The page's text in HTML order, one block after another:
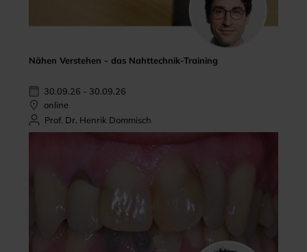
Nähen Verstehen - das Nahttechnik-Training
30.09.26 - 30.09.26
online
Prof. Dr. Henrik Dommisch